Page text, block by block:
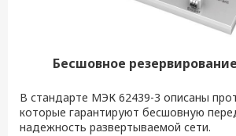
Бесшовное
В стандарте МЭК 62439-3 описаны
которые гарантируют бесшовную
надежность развертываемой сети.